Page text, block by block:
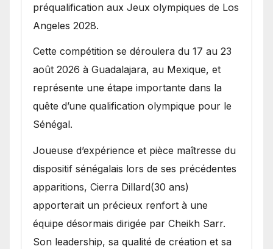
préqualification aux Jeux olympiques de Los
Angeles 2028.
Cette compétition se déroulera du 17 au 23
août 2026 à Guadalajara, au Mexique, et
représente une étape importante dans la
quête d’une qualification olympique pour le
Sénégal.
Joueuse d’expérience et pièce maîtresse du
dispositif sénégalais lors de ses précédentes
apparitions, Cierra Dillard(30 ans)
apporterait un précieux renfort à une
équipe désormais dirigée par Cheikh Sarr.
Son leadership, sa qualité de création et sa